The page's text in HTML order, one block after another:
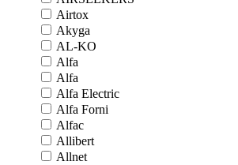
Airtox
Akyga
AL-KO
Alfa
Alfa
Alfa Electric
Alfa Forni
Alfac
Allibert
Allnet